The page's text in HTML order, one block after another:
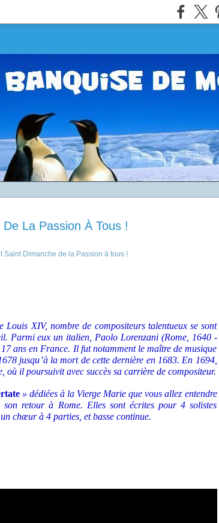
La Passion À Tous !
Louis XIV, nombre de compositeurs talentueux se sont
Parmi eux un italien, Paolo Lorenzani (Rome, 1640 -
ans en France. Il fut notamment le maître de musique
jusqu’à la mort de cette dernière en 1683. En 1694,
où il poursuivit avec succès sa carrière de compositeur.
» dédiées à la Vierge Marie que vous allez entendre
son retour à Rome. Elles sont écrites pour 4 solistes
chœur à 4 parties, et basse continue.